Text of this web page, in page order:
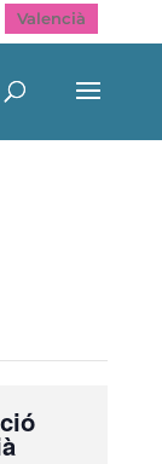
Valencià